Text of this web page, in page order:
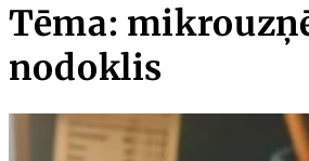
Tēma:
nodoklis